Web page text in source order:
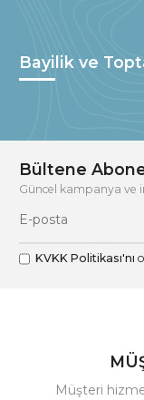
Bayilik ve
Bültene
Güncel kampanya ve
KVKK Politikası'nı
Müşteri